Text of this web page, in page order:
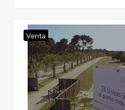
Venta